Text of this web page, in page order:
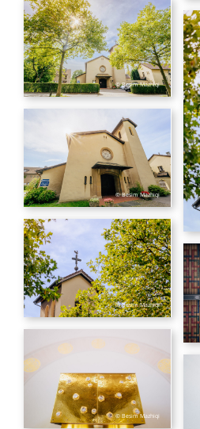
© Besim Mazhiqi
© Besim Mazhiqi
© Besim Mazhiqi
© Besim Mazhiqi